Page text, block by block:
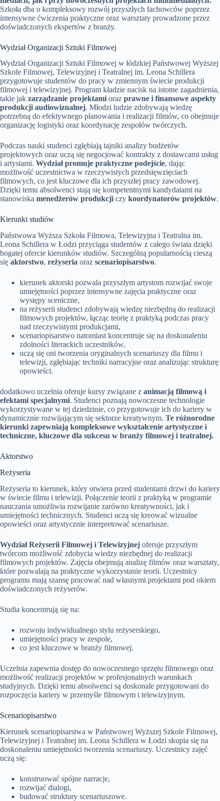
Szkoła dba o kompleksowy rozwój przyszłych fachowców poprzez
intensywne ćwiczenia praktyczne oraz warsztaty prowadzone przez
doświadczonych ekspertów z branży.
Wydział Organizacji Sztuki Filmowej
Wydział Organizacji Sztuki Filmowej w łódzkiej Państwowej Wyższej
Szkole Filmowej, Telewizyjnej i Teatralnej im. Leona Schillera
przygotowuje studentów do pracy w zmiennym świecie produkcji
filmowej i telewizyjnej. Program kładzie nacisk na istotne zagadnienia,
takie jak zarządzanie projektami oraz prawne i finansowe aspekty
produkcji audiowizualnej. Młodzi ludzie zdobywają wiedzę
potrzebną do efektywnego planowania i realizacji filmów, co obejmuje
organizację logistyki oraz koordynację zespołów twórczych.
Podczas nauki studenci zgłębiają tajniki analizy budżetów
projektowych oraz uczą się negocjować kontrakty z dostawcami usług
i artystami. Wydział promuje praktyczne podejście, dając
możliwość uczestnictwa w rzeczywistych przedsięwzięciach
filmowych, co jest kluczowe dla ich przyszłej pracy zawodowej.
Dzięki temu absolwenci stają się kompetentnymi kandydatami na
stanowiska menedżerów produkcji czy koordynatorów projektów.
Kierunki studiów
Państwowa Wyższa Szkoła Filmowa, Telewizyjna i Teatralna im.
Leona Schillera w Łodzi przyciąga studentów z całego świata dzięki
bogatej ofercie kierunków studiów. Szczególną popularnością cieszą
się aktorstwo, reżyseria oraz scenariopisarstwo.
kierunek aktorski pozwala przyszłym artystom rozwijać swoje
umiejętności poprzez intensywne zajęcia praktyczne oraz
występy sceniczne,
na reżyserii studenci zdobywają wiedzę niezbędną do realizacji
filmowych projektów, łącząc teorię z praktyką podczas pracy
nad rzeczywistymi produkcjami,
scenariopisarstwo natomiast koncentruje się na doskonaleniu
zdolności literackich uczestników,
uczą się oni tworzenia oryginalnych scenariuszy dla filmu i
telewizji, zgłębiając techniki narracyjne oraz analizując strukturę
opowieści.
dodatkowo uczelnia oferuje kursy związane z animacją filmową i
efektami specjalnymi. Studenci poznają nowoczesne technologie
wykorzystywane w tej dziedzinie, co przygotowuje ich do kariery w
dynamicznie rozwijającym się sektorze kreatywnym. Te różnorodne
kierunki zapewniają kompleksowe wykształcenie artystyczne i
techniczne, kluczowe dla sukcesu w branży filmowej i teatralnej.
Aktorstwo
Reżyseria
Reżyseria to kierunek, który otwiera przed studentami drzwi do kariery
w świecie filmu i telewizji. Połączenie teorii z praktyką w programie
nauczania umożliwia rozwijanie zarówno kreatywności, jak i
umiejętności technicznych. Studenci uczą się kreować wizualne
opowieści oraz artystycznie interpretować scenariusze.
Wydział Reżyserii Filmowej i Telewizyjnej oferuje przyszłym
twórcom możliwość zdobycia wiedzy niezbędnej do realizacji
filmowych projektów. Zajęcia obejmują analizę filmów oraz warsztaty,
które pozwalają na praktyczne wykorzystanie teorii. Uczestnicy
programu mają szansę pracować nad własnymi projektami pod okiem
doświadczonych reżyserów.
Studia koncentrują się na:
rozwoju indywidualnego stylu reżyserskiego,
umiejętności pracy w zespole,
co jest kluczowe w branży filmowej.
Uczelnia zapewnia dostęp do nowoczesnego sprzętu filmowego oraz
możliwość realizacji projektów w profesjonalnych warunkach
studyjnych. Dzięki temu absolwenci są doskonale przygotowani do
rozpoczęcia kariery w przemyśle filmowym i telewizyjnym.
Scenariopisarstwo
Kierunek scenariopisarstwa w Państwowej Wyższej Szkole Filmowej,
Telewizyjnej i Teatralnej im. Leona Schillera w Łodzi skupia się na
doskonaleniu umiejętności tworzenia scenariuszy. Uczestnicy zajęć
uczą się:
konstruować spójne narracje,
rozwijać dialogi,
budować struktury scenariuszowe.